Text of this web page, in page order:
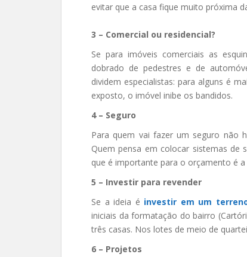
evitar que a casa fique muito próxima
3 – Comercial ou residencial?
Se para imóveis comerciais as
dobrado de pedestres e de
dividem especialistas: para alguns é
exposto, o imóvel inibe os bandidos.
4 – Seguro
Para quem vai fazer um seguro não
Quem pensa em colocar sistemas de
que é importante para o orçamento é
5 – Investir para revender
Se a ideia é investir em um
iniciais da formatação do bairro
três casas. Nos lotes de meio de
6 – Projetos